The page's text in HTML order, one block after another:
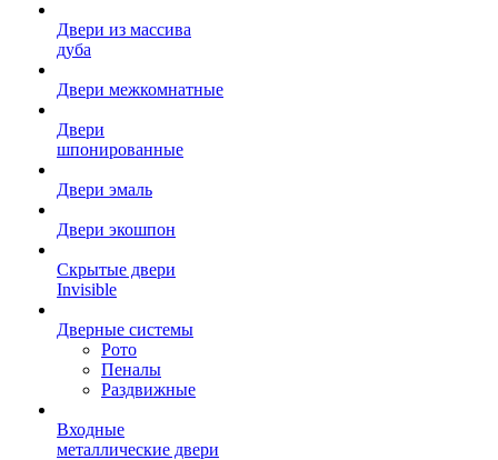
Двери из массива
дуба
Двери межкомнатные
Двери
шпонированные
Двери эмаль
Двери экошпон
Скрытые двери
Invisible
Дверные системы
Рото
Пеналы
Раздвижные
Входные
металлические двери